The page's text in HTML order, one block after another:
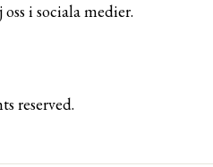
i sociala medier.
reserved.